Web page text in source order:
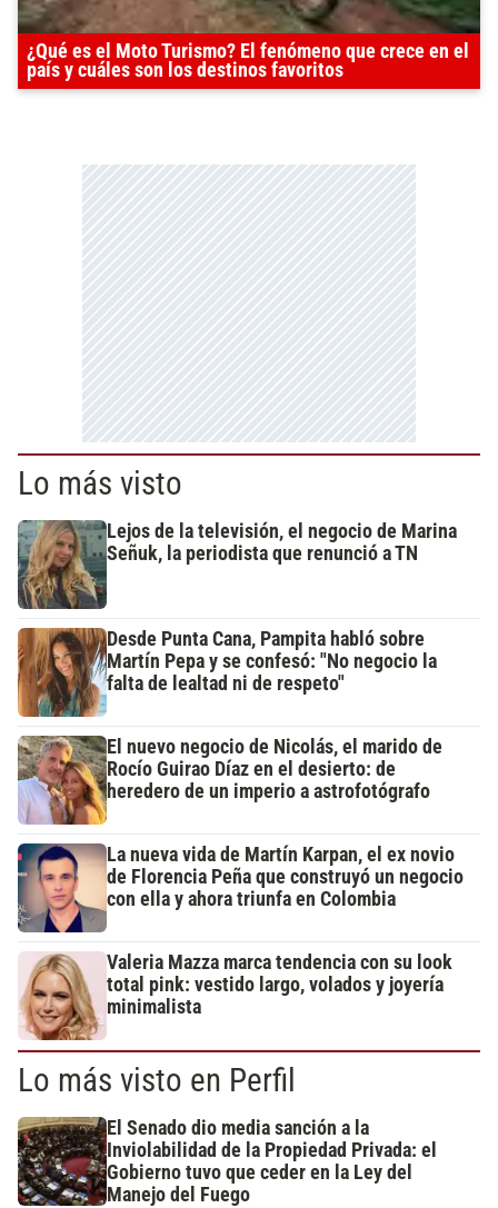
¿Qué es el Moto Turismo? El fenómeno que crece en el
país y cuáles son los destinos favoritos
Lo más visto
Lejos de la televisión, el negocio de Marina
Señuk, la periodista que renunció a TN
Desde Punta Cana, Pampita habló sobre
Martín Pepa y se confesó: "No negocio la
falta de lealtad ni de respeto"
El nuevo negocio de Nicolás, el marido de
Rocío Guirao Díaz en el desierto: de
heredero de un imperio a astrofotógrafo
La nueva vida de Martín Karpan, el ex novio
de Florencia Peña que construyó un negocio
con ella y ahora triunfa en Colombia
Valeria Mazza marca tendencia con su look
total pink: vestido largo, volados y joyería
minimalista
Lo más visto en Perfil
El Senado dio media sanción a la
Inviolabilidad de la Propiedad Privada: el
Gobierno tuvo que ceder en la Ley del
Manejo del Fuego